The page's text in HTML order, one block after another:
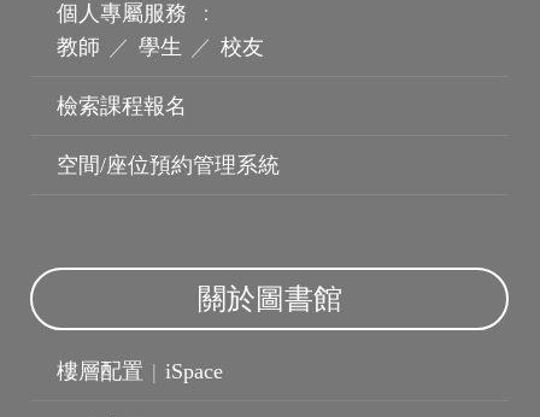
個人專屬服務
：
教師 ／ 學生 ／ 校友
檢索課程報名
空間/座位預約管理系統
關於圖書館
樓層配置 | iSpace